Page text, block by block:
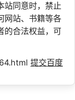
站同意时，禁止
网站、书籍等各
的合法权益，可
提交百度